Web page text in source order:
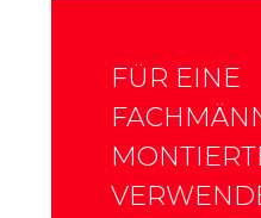
FÜR EINE